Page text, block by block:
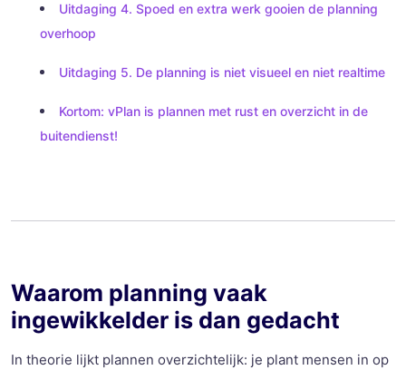
Uitdaging 4. Spoed en extra werk gooien de planning
overhoop
Uitdaging 5. De planning is niet visueel en niet realtime
Kortom: vPlan is plannen met rust en overzicht in de
buitendienst!
Waarom planning vaak
ingewikkelder is dan gedacht
In theorie lijkt plannen overzichtelijk: je plant mensen in op